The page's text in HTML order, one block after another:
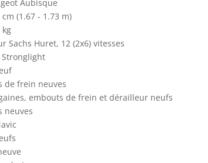
Aubisque
(1.67 - 1.73 m)
kg
Sachs Huret, 12 (2x6) vitesses
Stronglight
de frein neuves
embouts de frein et dérailleur neufs
neuves